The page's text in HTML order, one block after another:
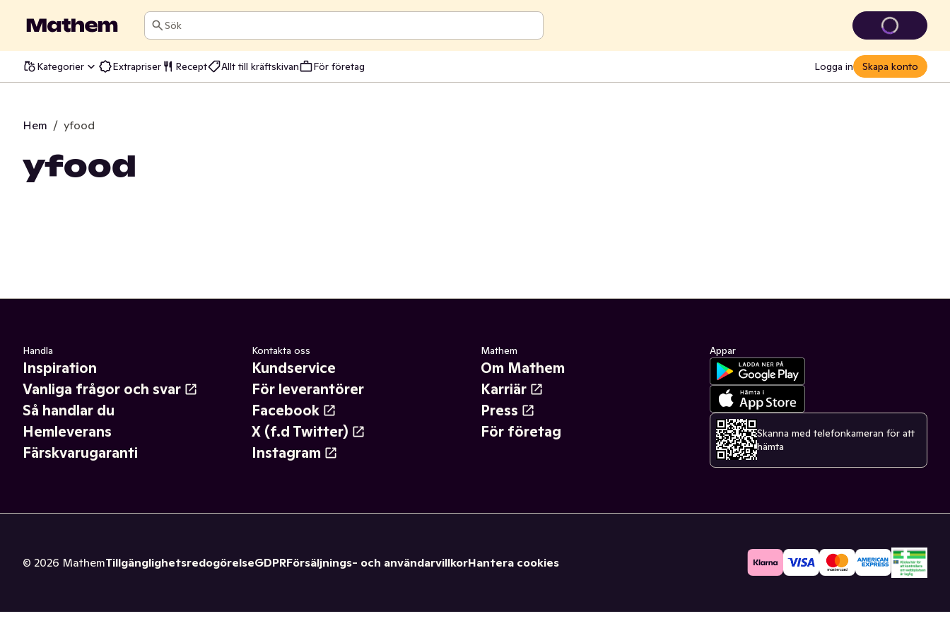
Sök
Kategorier Extrapriser Recept Allt till kräftskivan För företag Logga in Skapa konto
Hem / yfood
yfood
Handla
Inspiration
Vanliga frågor och svar
Så handlar du
Hemleverans
Färskvarugaranti
Kontakta oss
Kundservice
För leverantörer
Facebook
X (f.d Twitter)
Instagram
Mathem
Om Mathem
Karriär
Press
För företag
Appar
Skanna med telefonkameran för att
hämta
© 2026 MathemTillgänglighetsredogörelseGDPRFörsäljnings- och användarvillkorHantera cookies